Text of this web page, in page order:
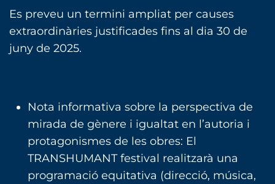
Es preveu un termini ampliat per causes
extraordinàries justificades fins al dia 30 de
juny de 2025.
Nota informativa sobre la perspectiva de
mirada de gènere i igualtat en l’autoria i
protagonismes de les obres: El
TRANSHUMANT festival realitzarà una
programació equitativa (direcció, música,